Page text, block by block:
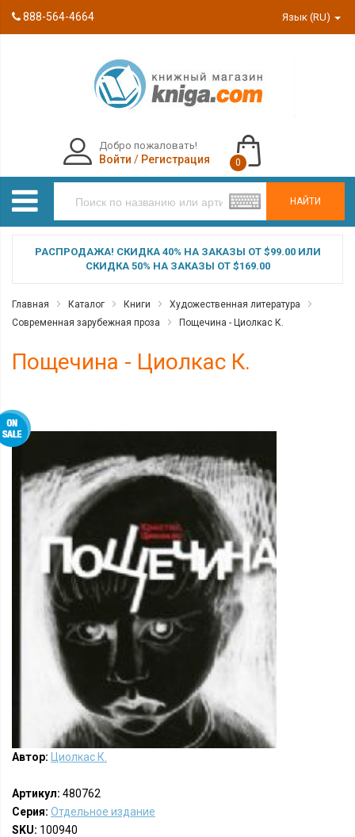
888-564-4664 Язык (RU)
НАЙТИ
Добро пожаловать!
Войти / Регистрация 0
РАСПРОДАЖА! СКИДКА 40% НА ЗАКАЗЫ ОТ $99.00 ИЛИ
СКИДКА 50% НА ЗАКАЗЫ ОТ $169.00
Главная Каталог Книги
Художественная литература
Современная зарубежная проза
Пощечина - Циолкас К.
Пощечина - Циолкас К.
Автор: Циолкас К.
Артикул: 480762
Серия: Отдельное издание
SKU: 100940